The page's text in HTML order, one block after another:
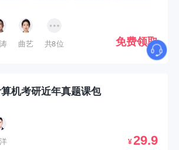
曲艺 共8位 免费领取
机考研近年真题课包
¥29.9